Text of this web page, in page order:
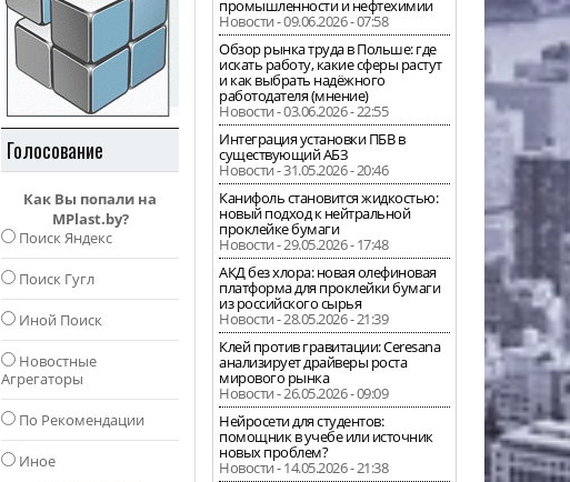
Голосование
Как Вы попали на
MPlast.by?
Поиск Яндекс
Поиск Гугл
Иной Поиск
Новостные
Агрегаторы
По Рекомендации
Иное
промышленности и нефтехимии
Новости - 09.06.2026 - 07:58
Обзор рынка труда в Польше: где
искать работу, какие сферы растут
и как выбрать надёжного
работодателя (мнение)
Новости - 03.06.2026 - 22:55
Интеграция установки ПБВ в
существующий АБЗ
Новости - 31.05.2026 - 20:46
Канифоль становится жидкостью:
новый подход к нейтральной
проклейке бумаги
Новости - 29.05.2026 - 17:48
АКД без хлора: новая олефиновая
платформа для проклейки бумаги
из российского сырья
Новости - 28.05.2026 - 21:39
Клей против гравитации: Ceresana
анализирует драйверы роста
мирового рынка
Новости - 26.05.2026 - 09:09
Нейросети для студентов:
помощник в учебе или источник
новых проблем?
Новости - 14.05.2026 - 21:38